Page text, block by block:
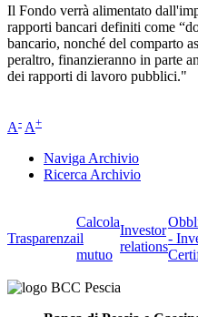
Il Fondo verrà alimentato
rapporti bancari definiti come
bancario, nonché del comparto
peraltro, finanzieranno in parte
dei rapporti di lavoro pubblici."
A- A+
Naviga Archivio
Ricerca Archivio
Trasparenza
Calcola
il
mutuo
Investor
relations
-